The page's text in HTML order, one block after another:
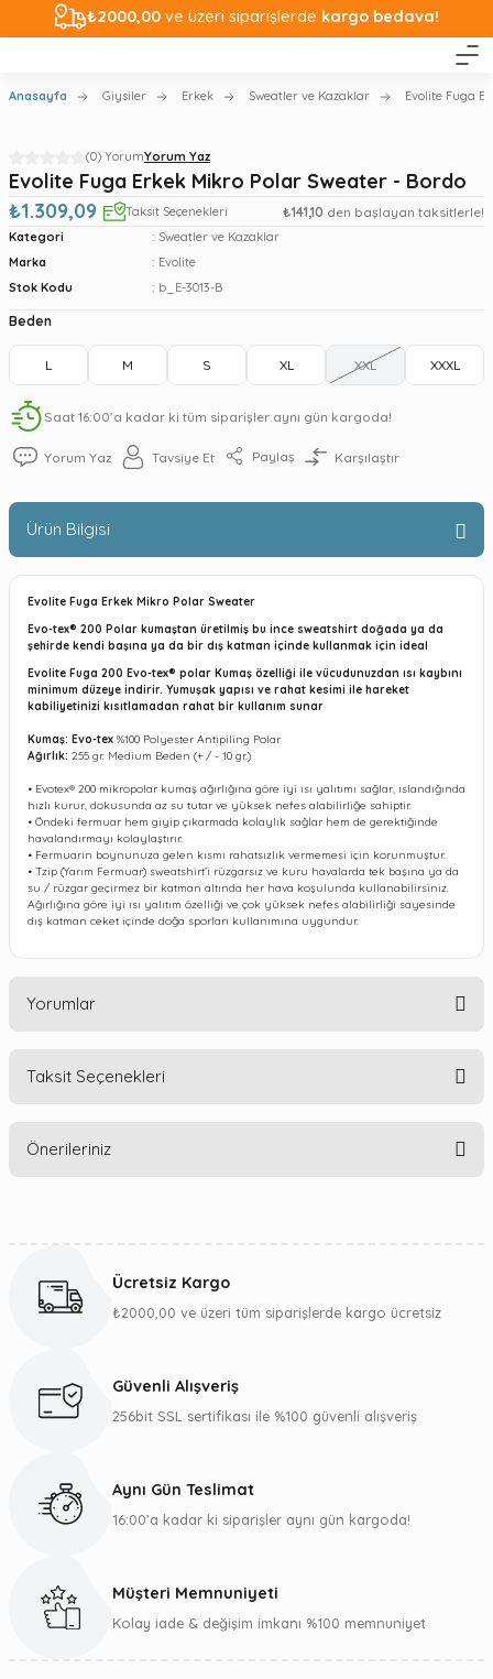
₺2000,00 ve üzeri siparişlerde kargo bedava!
Anasayfa Giysiler Erkek Sweatler ve Kazaklar Evolite Fuga
(0) YorumYorum Yaz
Evolite Fuga Erkek Mikro Polar Sweater - Bordo
₺1.309,09
Taksit Seçenekleri ₺141,10 den başlayan taksitlerle!
Kategori
Sweatler ve Kazaklar
Marka
Evolite
Stok Kodu
b_E-3013-B
Beden
L M S XL XXL XXXL
Saat 16:00’a kadar ki tüm siparişler aynı gün kargoda!
Yorum Yaz Tavsiye Et Paylaş Karşılaştır
Ürün Bilgisi
Evolite Fuga Erkek Mikro Polar Sweater
Evo-tex® 200 Polar kumaştan üretilmiş bu ince sweatshirt doğada ya da
şehirde kendi başına ya da bir dış katman içinde kullanmak için ideal
Evolite Fuga 200 Evo-tex® polar Kumaş özelliği ile vücudunuzdan ısı kaybını
minimum düzeye indirir. Yumuşak yapısı ve rahat kesimi ile hareket
kabiliyetinizi kısıtlamadan rahat bir kullanım sunar
Kumaş: Evo-tex %100 Polyester Antipiling Polar
Ağırlık: 255 gr. Medium Beden (+ / - 10 gr.)
• Evotex® 200 mikropolar kumaş ağırlığına göre iyi ısı yalıtımı sağlar, ıslandığında
hızlı kurur, dokusunda az su tutar ve yüksek nefes alabilirliğe sahiptir.
• Öndeki fermuar hem giyip çıkarmada kolaylık sağlar hem de gerektiğinde
havalandırmayı kolaylaştırır.
• Fermuarın boynunuza gelen kısmı rahatsızlık vermemesi için korunmuştur.
• Tzip (Yarım Fermuar) sweatshirt’i rüzgarsız ve kuru havalarda tek başına ya da
su / rüzgar geçirmez bir katman altında her hava koşulunda kullanabilirsiniz.
Ağırlığına göre iyi ısı yalıtım özelliği ve çok yüksek nefes alabilirliği sayesinde
dış katman ceket içinde doğa sporları kullanımına uygundur.
Yorumlar
Taksit Seçenekleri
Önerileriniz
Görüş ve önerileriniz için teşekkür ederiz.
Ürün bilgilerinde hatalar bulunuyor.
Gönder
Ücretsiz Kargo
₺2000,00 ve üzeri tüm siparişlerde kargo ücretsiz
Güvenli Alışveriş
256bit SSL sertifikası ile %100 güvenli alışveriş
Aynı Gün Teslimat
16:00’a kadar ki siparişler aynı gün kargoda!
Müşteri Memnuniyeti
Kolay iade & değişim imkanı %100 memnuniyet